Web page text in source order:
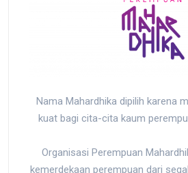
Nama Mahardhika dipilih karena
kuat bagi cita-cita kaum
Organisasi Perempuan
kemerdekaan perempuan dari